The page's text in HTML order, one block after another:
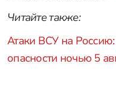
Читайте также:
Атаки ВСУ на
опасности ночью 5